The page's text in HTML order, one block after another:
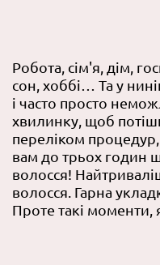
Робота, сім'я, дім,
сон, хоббі… Та у
і часто просто
хвилинку, щоб
переліком
вам до трьох годин
волосся!
волосся. Гарна
Проте такі моменти,